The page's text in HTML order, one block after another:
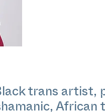
trans artist,
African